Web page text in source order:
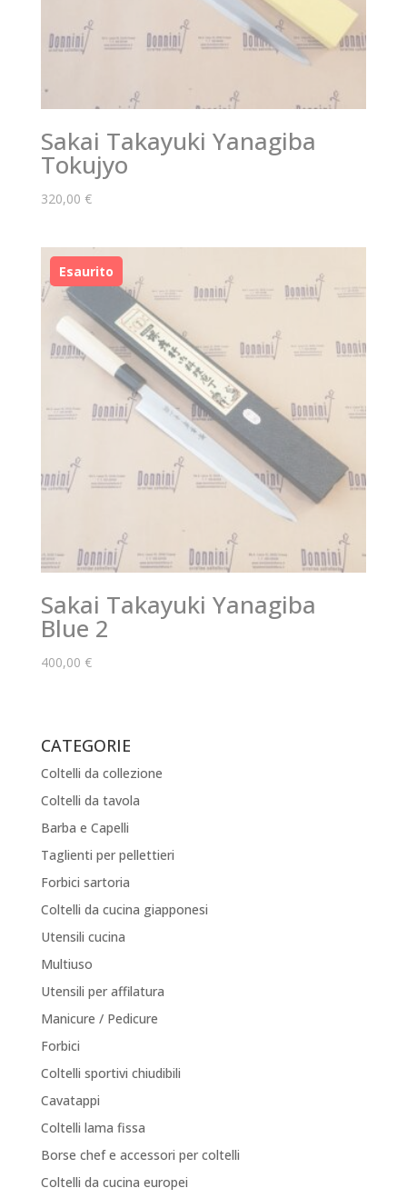
Sakai Takayuki Yanagiba
Tokujyo
320,00 €
Sakai Takayuki Yanagiba
Blue 2
400,00 €
CATEGORIE
Coltelli da collezione
Coltelli da tavola
Barba e Capelli
Taglienti per pellettieri
Forbici sartoria
Coltelli da cucina giapponesi
Utensili cucina
Multiuso
Utensili per affilatura
Manicure / Pedicure
Forbici
Coltelli sportivi chiudibili
Cavatappi
Coltelli lama fissa
Borse chef e accessori per coltelli
Coltelli da cucina europei